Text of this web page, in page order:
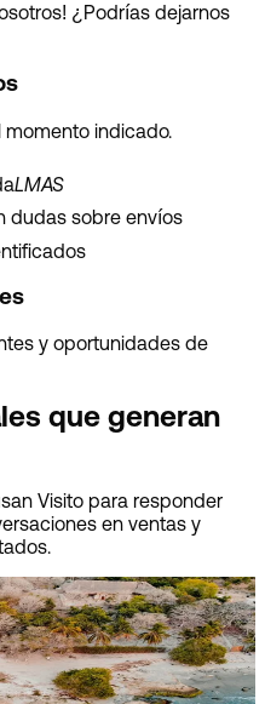
¿Podrías dejarnos
momento indicado.
LMAS
dudas sobre envíos
y oportunidades de
que generan
Visito para responder
en ventas y
escape a la isla
B Corp automatiza el